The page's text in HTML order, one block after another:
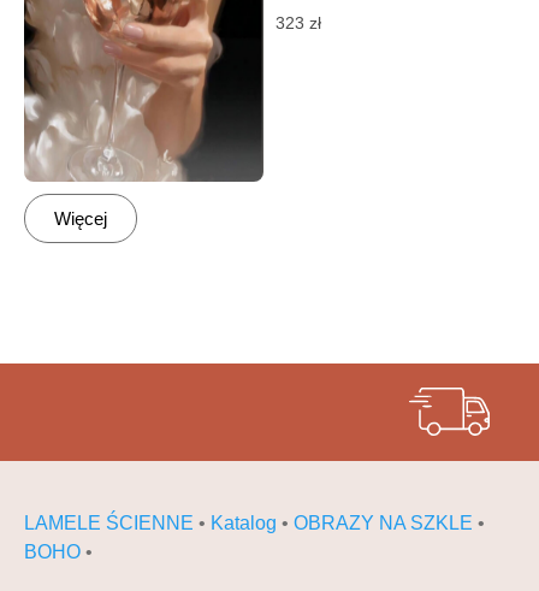
323 zł
Więcej
LAMELE ŚCIENNE • Katalog • OBRAZY NA SZKLE •
BOHO •